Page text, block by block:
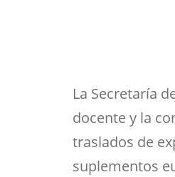
La Secretaría
docente y la
traslados de
suplementos